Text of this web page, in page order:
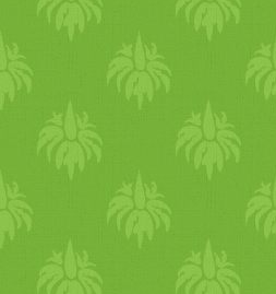
vizet, a
állaga picit
Felhevítünk